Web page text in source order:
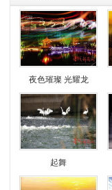
夜色璀璨 光耀龙
起舞